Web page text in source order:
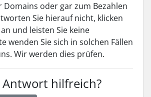
Domains oder gar zum Bezahlen
Sie hierauf nicht, klicken
und leisten Sie keine
wenden Sie sich in solchen Fällen
Wir werden dies prüfen.
Antwort hilfreich?